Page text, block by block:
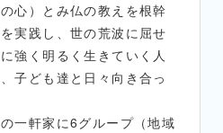
心）とみ仏の教えを根幹
実践し、世の荒波に屈せ
強く明るく生きていく人
子ども達と日々向き合っ
一軒家に6グループ（地域